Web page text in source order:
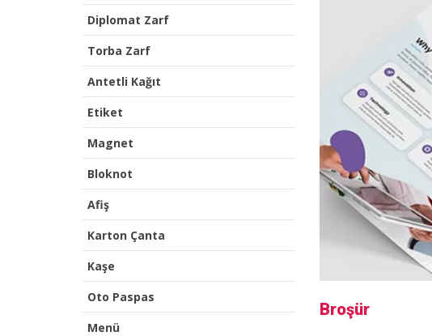
Diplomat Zarf
Torba Zarf
Antetli Kağıt
Etiket
Magnet
Bloknot
Afiş
Karton Çanta
Kaşe
Oto Paspas
Menü
Broşür